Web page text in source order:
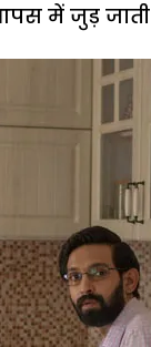
में जुड़